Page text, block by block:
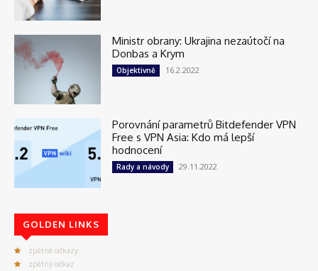
Ministr obrany: Ukrajina nezaútočí na
Donbas a Krym
Objektivně 16.2.2022
Porovnání parametrů Bitdefender VPN
Free s VPN Asia: Kdo má lepší
hodnocení
Rady a návody 29.11.2022
GOLDEN LINKS
zpětné odkazy
zpětný odkaz